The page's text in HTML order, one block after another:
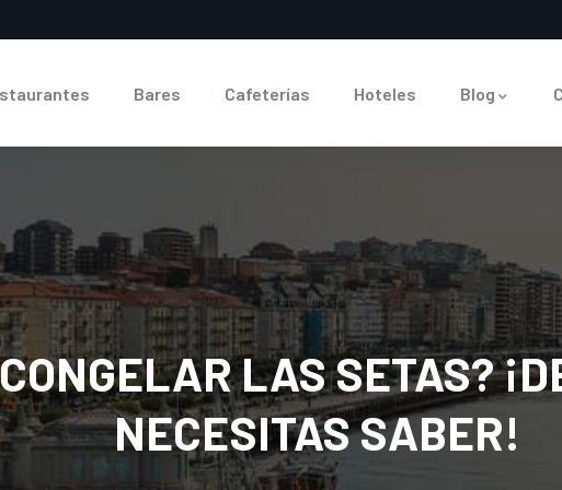
Bares Cafeterías Hoteles Blog
LAS SETAS?
NECESITAS SABER!